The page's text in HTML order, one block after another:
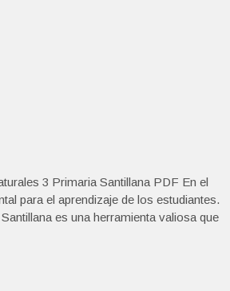
3 Primaria Santillana PDF En el
para el aprendizaje de los estudiantes.
es una herramienta valiosa que